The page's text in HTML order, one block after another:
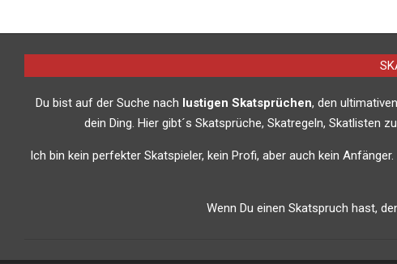
Du bist auf der Suche nach lustigen Skatsprüchen, den ultimativen
dein Ding. Hier gibt´s Skatsprüche, Skatregeln, Skatlisten
Ich bin kein perfekter Skatspieler, kein Profi, aber auch kein
Wenn Du einen Skatspruch hast,